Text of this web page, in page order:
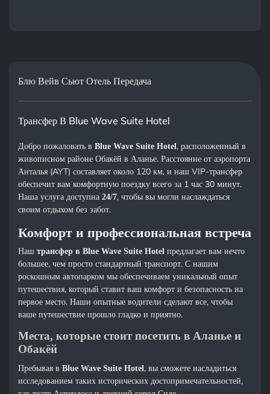
Блю Вейв Сьют Отель Передача
Трансфер В Blue Wave Suite Hotel
Добро пожаловать вBlue Wave Suite Hotel, расположенный в
живописном районе Обакёй в Аланье. Расстояние от аэропорта
Анталья (AYT) составляет около 120 км, и наш VIP-трансфер
обеспечит вам комфортную поездку всего за 1 час 30 минут.
Наша услуга доступна24/7, чтобы вы могли наслаждаться
своим отдыхом без забот.
Комфорт и профессиональная встреча
Наштрансфер в Blue Wave Suite Hotel предлагает вам нечто
большее, чем просто стандартный транспорт. С нашим
роскошным автопарком мы обеспечиваем уникальный опыт
путешествия, который ставит ваш комфорт и безопасность на
первое место. Наши опытные водители сделают все, чтобы
ваше путешествие прошло гладко и приятно.
Места, которые стоит посетить в Аланье и
Обакёй
Пребывая вBlue Wave Suite Hotel, вы сможете насладиться
исследованием таких исторических достопримечательностей,